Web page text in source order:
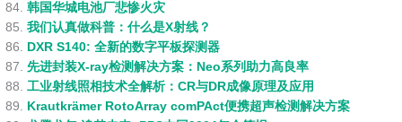
韩国华城电池厂悲惨火灾
我们认真做科普：什么是X射线？
DXR S140: 全新的数字平板探测器
先进封装X-ray检测解决方案：Neo系列助力高良率
工业射线照相技术全解析：CR与DR成像原理及应用
Krautkrämer RotoArray comPAct便携超声检测解决方案